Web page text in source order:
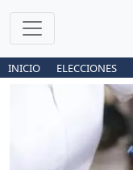
INICIO ELECCIONES